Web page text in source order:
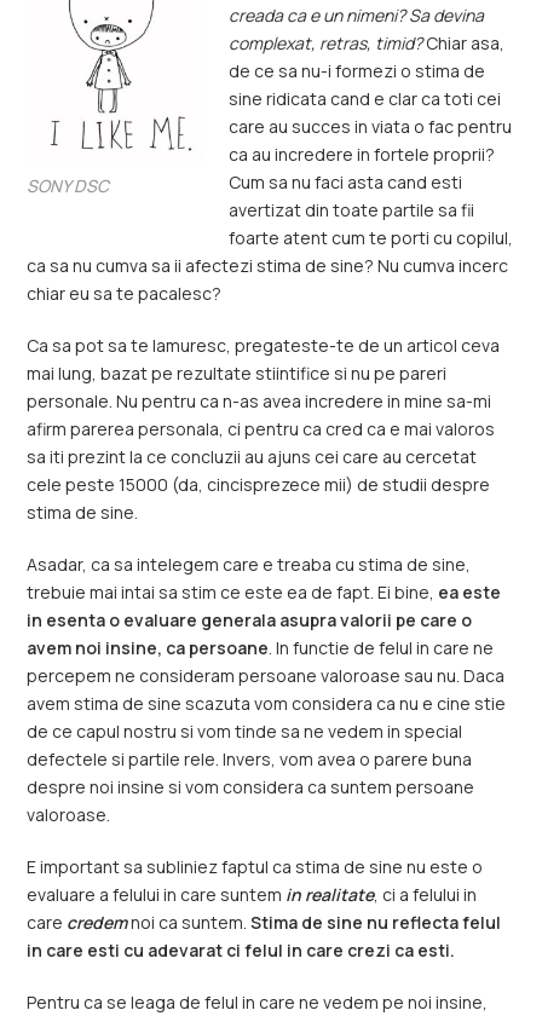
SONY DSC
creada ca e un nimeni? Sa devina
complexat, retras, timid?Chiar asa,
de ce sa nu-i formezi o stima de
sine ridicata cand e clar ca toti cei
care au succes in viata o fac pentru
ca au incredere in fortele proprii?
Cum sa nu faci asta cand esti
avertizat din toate partile sa fii
foarte atent cum te porti cu copilul,
ca sa nu cumva sa ii afectezi stima de sine? Nu cumva incerc
chiar eu sa te pacalesc?
Ca sa pot sa te lamuresc, pregateste-te de un articol ceva
mai lung, bazat pe rezultate stiintifice si nu pe pareri
personale. Nu pentru ca n-as avea incredere in mine sa-mi
afirm parerea personala, ci pentru ca cred ca e mai valoros
sa iti prezint la ce concluzii au ajuns cei care au cercetat
cele peste 15000 (da, cincisprezece mii) de studii despre
stima de sine.
Asadar, ca sa intelegem care e treaba cu stima de sine,
trebuie mai intai sa stim ce este ea de fapt. Ei bine, ea este
in esenta o evaluare generala asupra valorii pe care o
avem noi insine, ca persoane. In functie de felul in care ne
percepem ne consideram persoane valoroase sau nu. Daca
avem stima de sine scazuta vom considera ca nu e cine stie
de ce capul nostru si vom tinde sa ne vedem in special
defectele si partile rele. Invers, vom avea o parere buna
despre noi insine si vom considera ca suntem persoane
valoroase.
E important sa subliniez faptul ca stima de sine nu este o
evaluare a felului in care suntem in realitate, ci a felului in
care credemnoi ca suntem.Stima de sine nu reflecta felul
in care esti cu adevarat ci felul in care crezi ca esti.
Pentru ca se leaga de felul in care ne vedem pe noi insine,